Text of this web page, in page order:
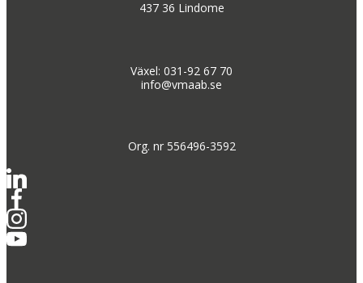
437 36 Lindome
Växel: 031-92 67 70
info@vmaab.se
Org. nr 556496-3592